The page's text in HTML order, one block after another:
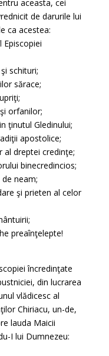
aceasta, cei
de darurile lui
ca acestea:
schituri;
sărace;
orfanilor;
ţinutul Gledinului;
apostolice;
dreptei credinţe;
binecredincios;
neam;
şi prieten al celor
preaînţelepte!
încredinţate
din lucrarea
vlădicesc al
Chiriacu, un-de,
lauda Maicii
I lui Dumnezeu: